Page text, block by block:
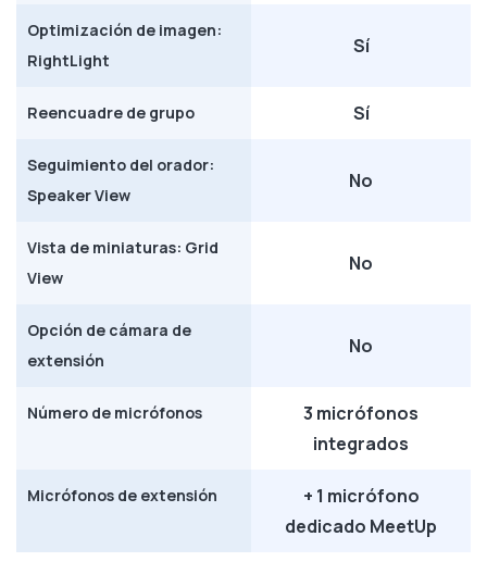
Optimización de imagen:
RightLight
Sí
Reencuadre de grupo Sí
Seguimiento del orador:
Speaker View
No
Vista de miniaturas: Grid
View
No
Opción de cámara de
extensión
No
Número de micrófonos
3 micrófonos
integrados
Micrófonos de extensión
+ 1 micrófono
dedicado MeetUp